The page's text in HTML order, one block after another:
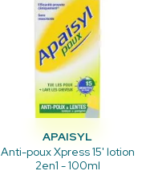
APAISYL
Anti-poux Xpress 15' lotion
2en1 - 100ml